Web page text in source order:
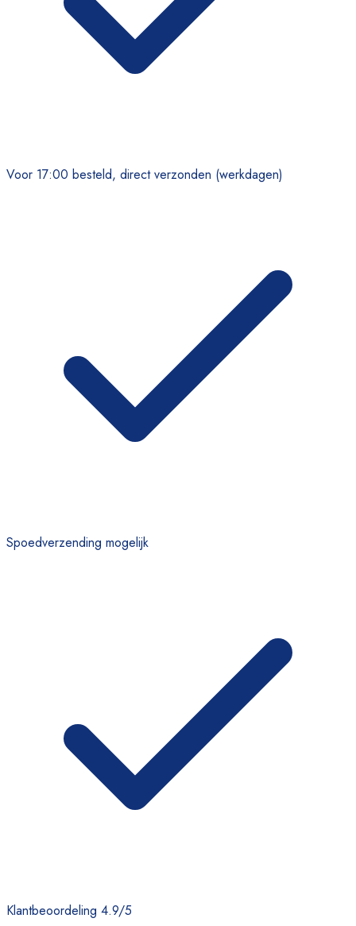
Voor 17:00 besteld, direct verzonden (werkdagen)
Spoedverzending mogelijk
Klantbeoordeling 4.9/5